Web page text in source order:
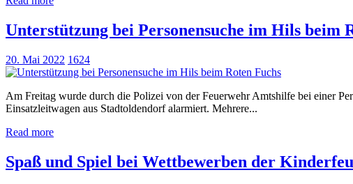
Unterstützung bei Personensuche im Hils beim
20. Mai 2022 1624
Am Freitag wurde durch die Polizei von der Feuerwehr Amtshilfe bei einer
Einsatzleitwagen aus Stadtoldendorf alarmiert. Mehrere...
Read more
Spaß und Spiel bei Wettbewerben der